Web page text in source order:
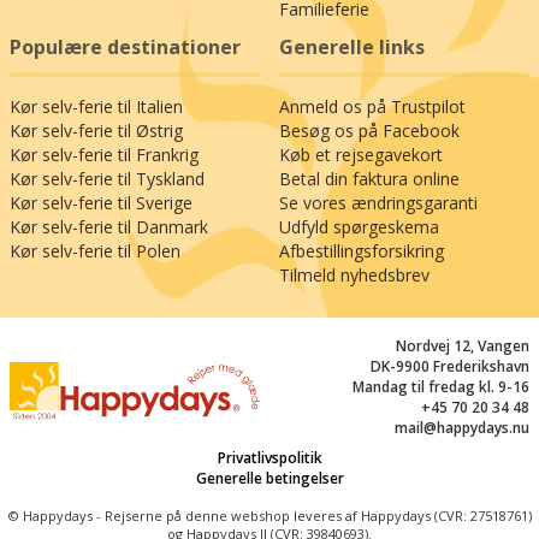
langdistancecykelveje – så vil alle friluftshjerter
juble! En hyggelig vandretur er den 5,4 kilometer
lange Heilwasser Lehrpfad ("helbredende
vandsti"), som udgår fra Bad Tatzmannsdorf. På
en behagelig gåtur, der tager knap 75 minutter,
passerer I ni naturlige kilder, alle forsynet med
informativ skiltning. I Bad Tatzmannsdorf kan I
også opleve et charmerende friluftsmuseum,
som levendegør bondegårdslivet fra før i tiden.
Og kun et stenkast fra jeres hotel, indlejret i det
idylliske landskab, rejser Burg Schlaining sig,
som i dag er et populært udflugtsmål og
på at udforske, hvad der gemmer sig bag dens
tykke mure. Glæd jer til en oplevelsesrig ferie i
Burgenland!
Familieferie
Populære destinationer
Kør selv-ferie til Italien
Kør selv-ferie til Østrig
Kør selv-ferie til Frankrig
Kør selv-ferie til Tyskland
Kør selv-ferie til Sverige
Kør selv-ferie til Danmark
Kør selv-ferie til Polen
Generelle links
Anmeld os på Trustpilot
Besøg os på Facebook
Køb et rejsegavekort
Betal din faktura online
Se vores ændringsgaranti
Udfyld spørgeskema
Afbestillingsforsikring
Tilmeld nyhedsbrev
Nordvej 12, Vangen
DK-9900 Frederikshavn
Mandag til fredag kl. 9-16
+45 70 20 34 48
mail@happydays.nu
Privatlivspolitik
Generelle betingelser
© Happydays - Rejserne på denne webshop leveres af Happydays (CVR: 27518761)
og Happydays II (CVR: 39840693).